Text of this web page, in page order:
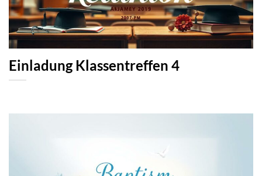
Einladung Klassentreffen 4